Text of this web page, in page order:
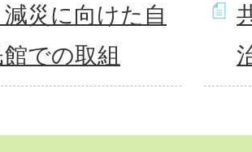
災に向けた自
での取組